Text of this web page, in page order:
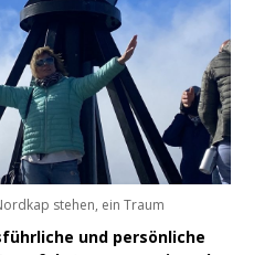
stehen, ein Traum
und persönliche